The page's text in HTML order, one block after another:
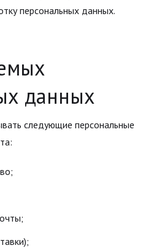
персональных данных.
данных
следующие персональные